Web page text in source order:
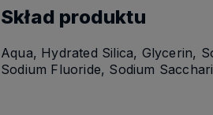
Skład produktu
Aqua, Hydrated Silica, Glycerin,
Sodium Fluoride, Sodium